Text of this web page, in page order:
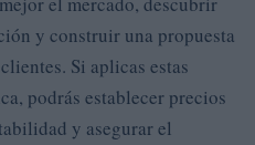
y construir una propuesta
Si aplicas estas
podrás establecer precios
y asegurar el